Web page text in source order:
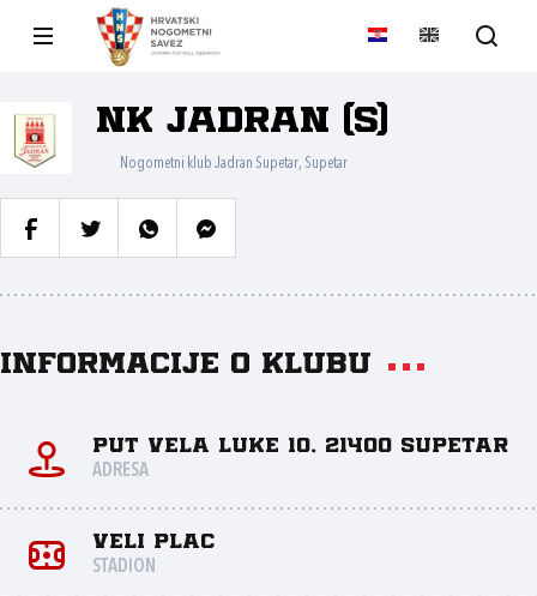
NK Jadran (S)
Nogometni klub Jadran Supetar, Supetar
Informacije o klubu
Put Vela luke 10, 21400 Supetar
ADRESA
Veli Plac
STADION